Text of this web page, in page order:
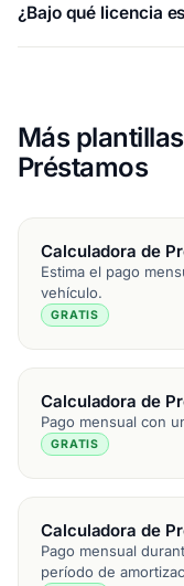
¿Bajo qué licencia
Más
Préstamos
Calculadora de
Estima el pago
vehículo.
GRATIS
Calculadora de
Pago mensual con
GRATIS
Calculadora de
Pago mensual
período de